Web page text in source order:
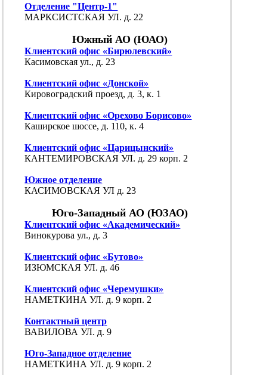
Отделение "Центр-1"
МАРКСИСТСКАЯ УЛ. д. 22
Южный АО (ЮАО)
Клиентский офис «Бирюлевский»
Касимовская ул., д. 23
Клиентский офис «Донской»
Кировоградский проезд, д. 3, к. 1
Клиентский офис «Орехово Борисово»
Каширское шоссе, д. 110, к. 4
Клиентский офис «Царицынский»
КАНТЕМИРОВСКАЯ УЛ. д. 29 корп. 2
Южное отделение
КАСИМОВСКАЯ УЛ д. 23
Юго-Западный АО (ЮЗАО)
Клиентский офис «Академический»
Винокурова ул., д. 3
Клиентский офис «Бутово»
ИЗЮМСКАЯ УЛ. д. 46
Клиентский офис «Черемушки»
НАМЕТКИНА УЛ. д. 9 корп. 2
Контактный центр
ВАВИЛОВА УЛ. д. 9
Юго-Западное отделение
НАМЕТКИНА УЛ. д. 9 корп. 2